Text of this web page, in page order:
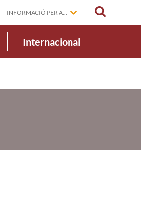
INFORMACIÓ PER A...
Internacional